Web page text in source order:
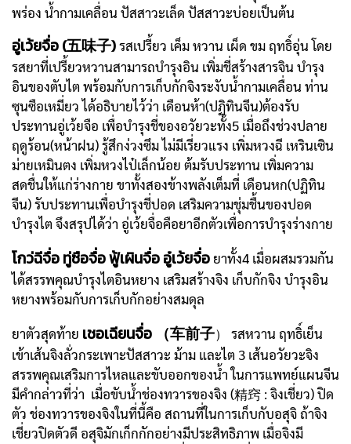
พร่อง น้ำกามเคลื่อน ปัสสาวะเล็ด ปัสสาวะบ่อยเป็นต้น
อู่เว้ยจื่อ (五味子)รสเปรี้ยว เค็ม หวาน เผ็ด ขม ฤทธิ์อุ่น โดย
รสยาที่เปรี้ยวหวานสามารถบำรุงอิน เพิ่มชี่สร้างสารจิน บำรุง
อินของตับไต พร้อมกับการเก็บกักจิงระงับน้ำกามเคลื่อน ท่าน
ซุนซือเหมี่ยว ได้อธิบายไว้ว่า เดือนห้า(ปฏิทินจีน)ต้องรับ
ประทานอู่เว้ยจือ เพื่อบำรุงชี่ของอวัยวะทั้ง5 เมื่อถึงช่วงปลาย
ฤดูร้อน(หน้าฝน) รู้สึกง่วงซึม ไม่มีเรี่ยวแรง เพิ่มหวงฉี เหรินเซิน
ม่ายเหมินตง เพิ่มหวงไป๋เล็กน้อย ต้มรับประทาน เพิ่มความ
สดชื่นให้แก่ร่างกาย ขาทั้งสองข้างพลังเต็มที่ เดือนหก(ปฏิทิน
จีน) รับประทานเพื่อบำรุงชี่ปอด เสริมความชุ่มชื้นของปอด
บำรุงไต จึงสรุปได้ว่า อู่เว้ยจื่อคือยาอีกตัวเพื่อการบำรุงร่างกาย
โกว่ฉีจื่อ ทู่ซือจื่อ ฟู้เผินจื่อ อู๋เว้ยจื่อ ยาทั้ง4 เมื่อผสมรวมกัน
ได้สรรพคุณบำรุงไตอินหยาง เสริมสร้างจิง เก็บกักจิง บำรุงอิน
หยางพร้อมกับการเก็บกักอย่างสมดุล
ยาตัวสุดท้าย เชอเฉียนจื่อ （车前子） รสหวาน ฤทธิ์เย็น
เข้าเส้นจิงลั่วกระเพาะปัสสาวะ ม้าม และไต 3 เส้นอวัยวะจิง
สรรพคุณเสริมการไหลและขับออกของน้ำ ในการแพทย์แผนจีน
มีคำกล่าวที่ว่า เมื่อขับน้ำช่องทวารของจิง (精窍 : จิงเชี่ยว) ปิด
ตัว ช่องทวารของจิงในที่นี้คือ สถานที่ในการเก็บกับอสุจิ ถ้าจิง
เชี่ยวปิดตัวดี อสุจิมักเก็กกักอย่างมีประสิทธิภาพ เมื่อจิงมี